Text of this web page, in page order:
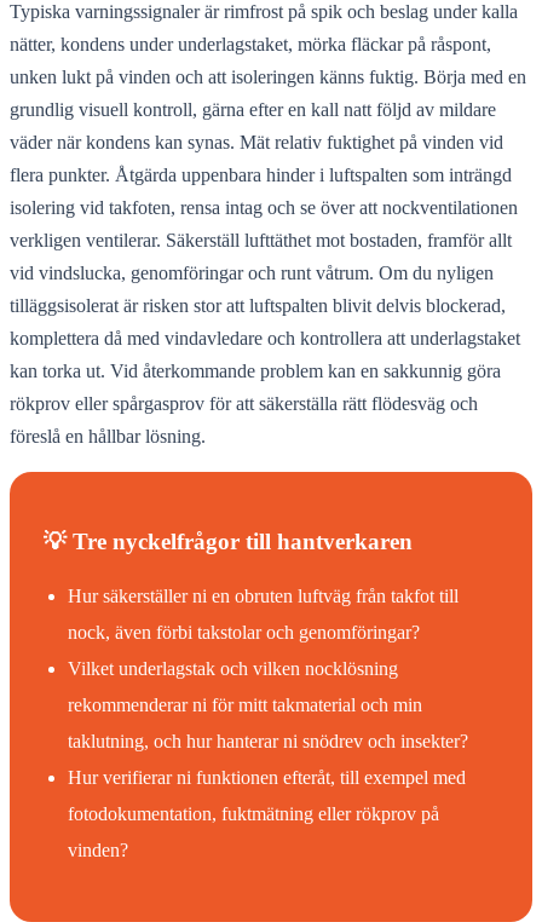
Typiska varningssignaler är rimfrost på spik och beslag under kalla
nätter, kondens under underlagstaket, mörka fläckar på råspont,
unken lukt på vinden och att isoleringen känns fuktig. Börja med en
grundlig visuell kontroll, gärna efter en kall natt följd av mildare
väder när kondens kan synas. Mät relativ fuktighet på vinden vid
flera punkter. Åtgärda uppenbara hinder i luftspalten som inträngd
isolering vid takfoten, rensa intag och se över att nockventilationen
verkligen ventilerar. Säkerställ lufttäthet mot bostaden, framför allt
vid vindslucka, genomföringar och runt våtrum. Om du nyligen
tilläggsisolerat är risken stor att luftspalten blivit delvis blockerad,
komplettera då med vindavledare och kontrollera att underlagstaket
kan torka ut. Vid återkommande problem kan en sakkunnig göra
rökprov eller spårgasprov för att säkerställa rätt flödesväg och
föreslå en hållbar lösning.
💡 Tre nyckelfrågor till hantverkaren
Hur säkerställer ni en obruten luftväg från takfot till
nock, även förbi takstolar och genomföringar?
Vilket underlagstak och vilken nocklösning
rekommenderar ni för mitt takmaterial och min
taklutning, och hur hanterar ni snödrev och insekter?
Hur verifierar ni funktionen efteråt, till exempel med
fotodokumentation, fuktmätning eller rökprov på
vinden?